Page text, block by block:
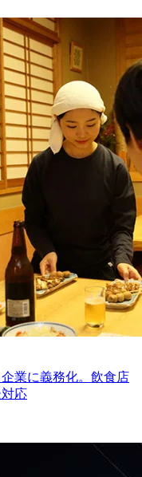
業に義務化。飲食店
応